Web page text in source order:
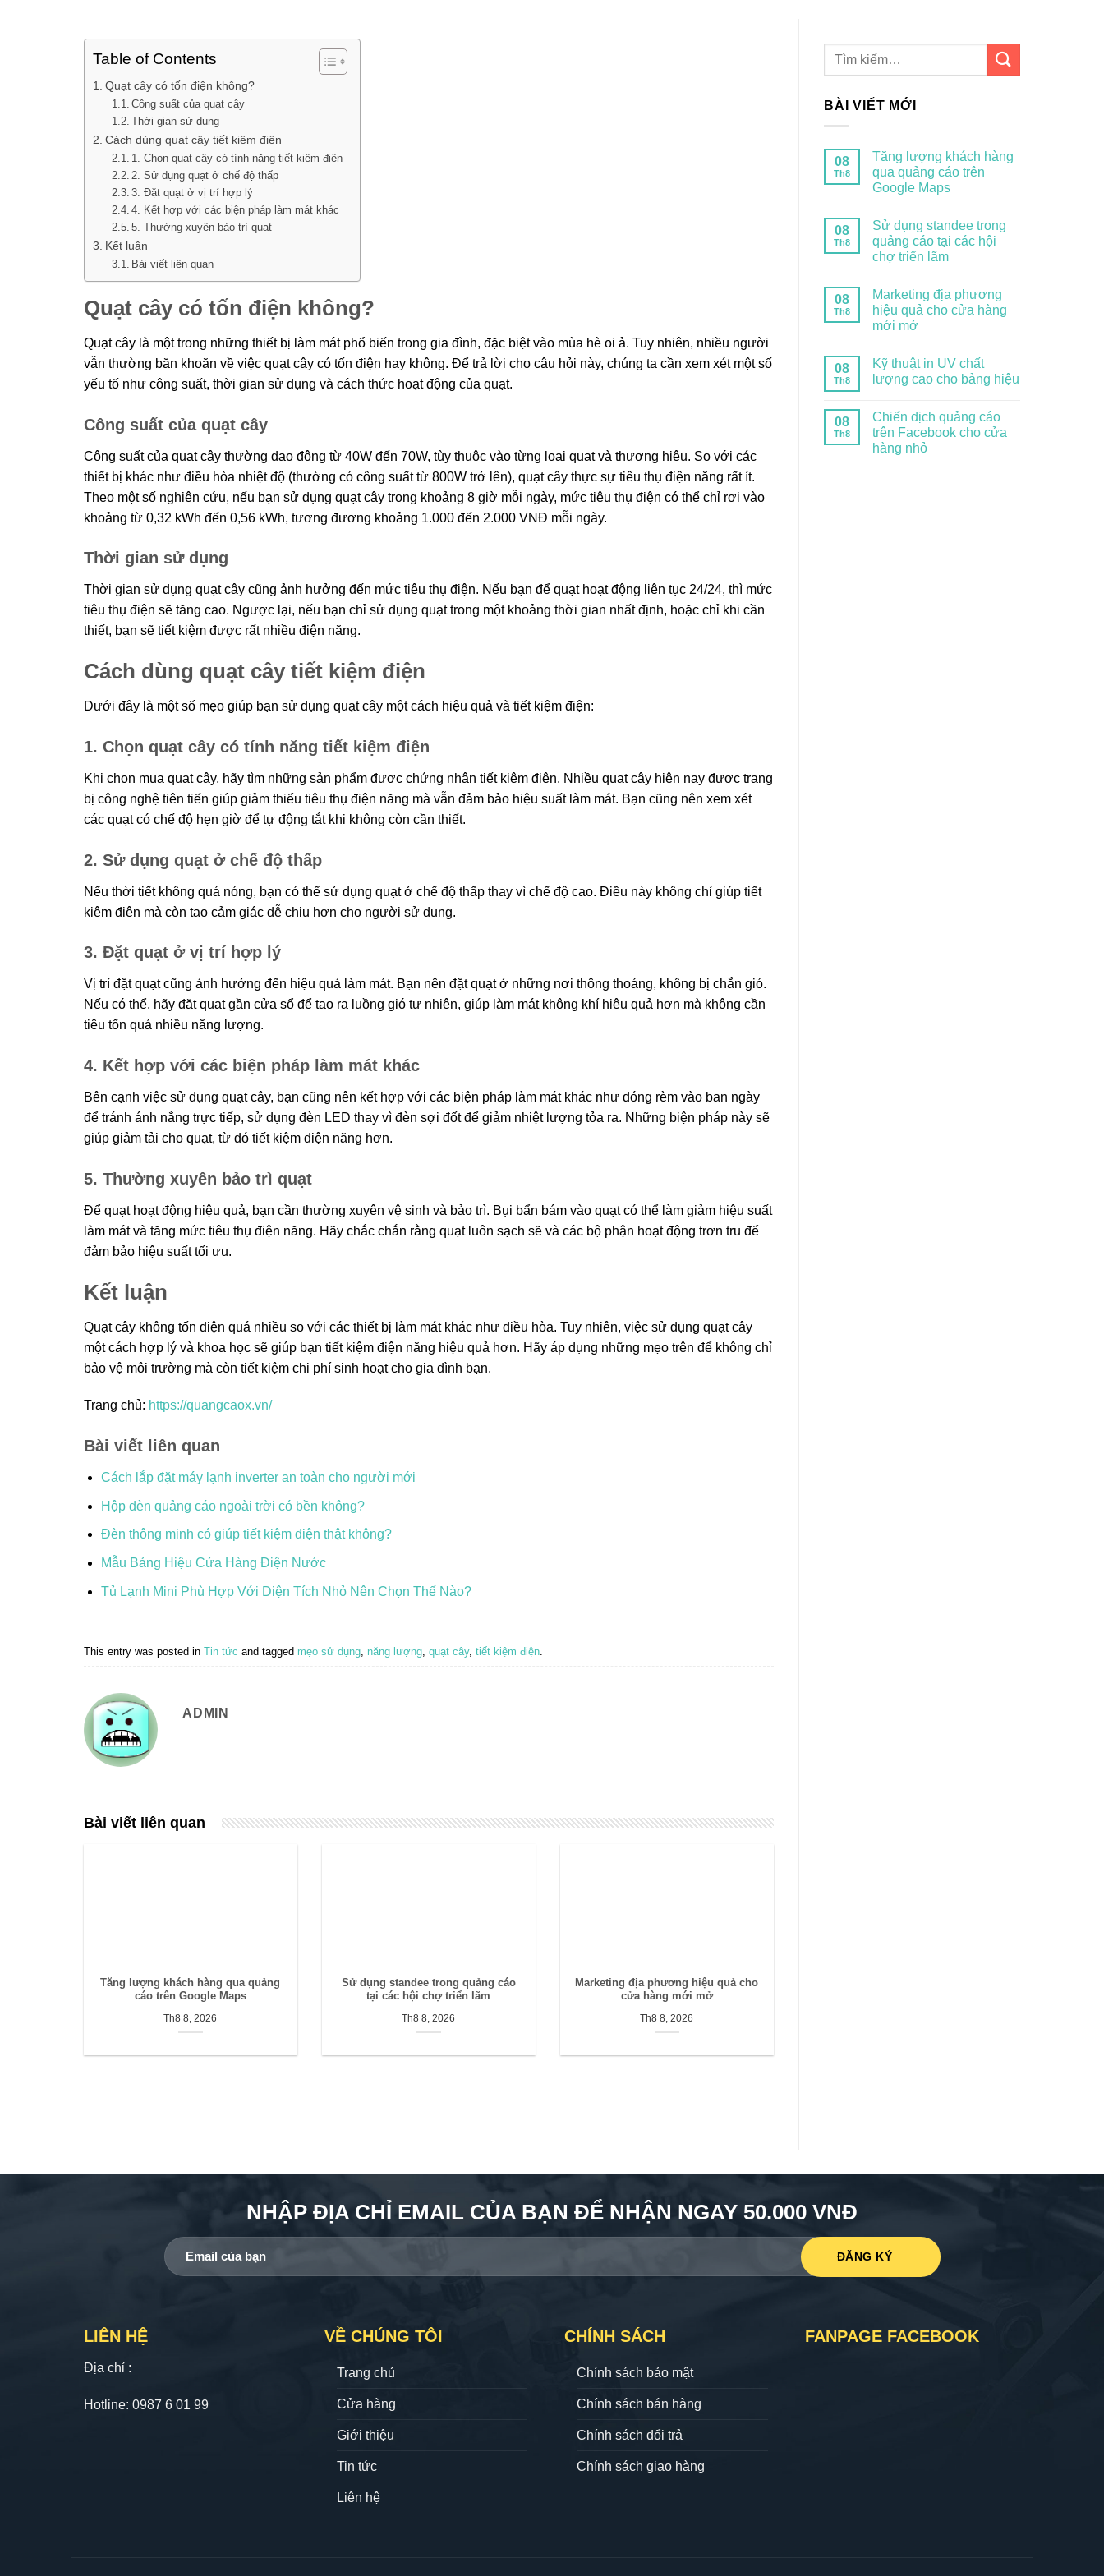
Table of Contents
Quạt cây có tốn điện không?
Công suất của quạt cây
Thời gian sử dụng
Cách dùng quạt cây tiết kiệm điện
1. Chọn quạt cây có tính năng tiết kiệm điện
2. Sử dụng quạt ở chế độ thấp
3. Đặt quạt ở vị trí hợp lý
4. Kết hợp với các biện pháp làm mát khác
5. Thường xuyên bảo trì quạt
Kết luận
Bài viết liên quan
Quạt cây có tốn điện không?
Quạt cây là một trong những thiết bị làm mát phổ biến trong gia đình, đặc biệt vào mùa hè oi ả. Tuy nhiên, nhiều người
vẫn thường băn khoăn về việc quạt cây có tốn điện hay không. Để trả lời cho câu hỏi này, chúng ta cần xem xét một số
yếu tố như công suất, thời gian sử dụng và cách thức hoạt động của quạt.
Công suất của quạt cây
Công suất của quạt cây thường dao động từ 40W đến 70W, tùy thuộc vào từng loại quạt và thương hiệu. So với các
thiết bị khác như điều hòa nhiệt độ (thường có công suất từ 800W trở lên), quạt cây thực sự tiêu thụ điện năng rất ít.
Theo một số nghiên cứu, nếu bạn sử dụng quạt cây trong khoảng 8 giờ mỗi ngày, mức tiêu thụ điện có thể chỉ rơi vào
khoảng từ 0,32 kWh đến 0,56 kWh, tương đương khoảng 1.000 đến 2.000 VNĐ mỗi ngày.
Thời gian sử dụng
Thời gian sử dụng quạt cây cũng ảnh hưởng đến mức tiêu thụ điện. Nếu bạn để quạt hoạt động liên tục 24/24, thì mức
tiêu thụ điện sẽ tăng cao. Ngược lại, nếu bạn chỉ sử dụng quạt trong một khoảng thời gian nhất định, hoặc chỉ khi cần
thiết, bạn sẽ tiết kiệm được rất nhiều điện năng.
Cách dùng quạt cây tiết kiệm điện
Dưới đây là một số mẹo giúp bạn sử dụng quạt cây một cách hiệu quả và tiết kiệm điện:
1. Chọn quạt cây có tính năng tiết kiệm điện
Khi chọn mua quạt cây, hãy tìm những sản phẩm được chứng nhận tiết kiệm điện. Nhiều quạt cây hiện nay được trang
bị công nghệ tiên tiến giúp giảm thiểu tiêu thụ điện năng mà vẫn đảm bảo hiệu suất làm mát. Bạn cũng nên xem xét
các quạt có chế độ hẹn giờ để tự động tắt khi không còn cần thiết.
2. Sử dụng quạt ở chế độ thấp
Nếu thời tiết không quá nóng, bạn có thể sử dụng quạt ở chế độ thấp thay vì chế độ cao. Điều này không chỉ giúp tiết
kiệm điện mà còn tạo cảm giác dễ chịu hơn cho người sử dụng.
3. Đặt quạt ở vị trí hợp lý
Vị trí đặt quạt cũng ảnh hưởng đến hiệu quả làm mát. Bạn nên đặt quạt ở những nơi thông thoáng, không bị chắn gió.
Nếu có thể, hãy đặt quạt gần cửa sổ để tạo ra luồng gió tự nhiên, giúp làm mát không khí hiệu quả hơn mà không cần
tiêu tốn quá nhiều năng lượng.
4. Kết hợp với các biện pháp làm mát khác
Bên cạnh việc sử dụng quạt cây, bạn cũng nên kết hợp với các biện pháp làm mát khác như đóng rèm vào ban ngày
để tránh ánh nắng trực tiếp, sử dụng đèn LED thay vì đèn sợi đốt để giảm nhiệt lượng tỏa ra. Những biện pháp này sẽ
giúp giảm tải cho quạt, từ đó tiết kiệm điện năng hơn.
5. Thường xuyên bảo trì quạt
Để quạt hoạt động hiệu quả, bạn cần thường xuyên vệ sinh và bảo trì. Bụi bẩn bám vào quạt có thể làm giảm hiệu suất
làm mát và tăng mức tiêu thụ điện năng. Hãy chắc chắn rằng quạt luôn sạch sẽ và các bộ phận hoạt động trơn tru để
đảm bảo hiệu suất tối ưu.
Kết luận
Quạt cây không tốn điện quá nhiều so với các thiết bị làm mát khác như điều hòa. Tuy nhiên, việc sử dụng quạt cây
một cách hợp lý và khoa học sẽ giúp bạn tiết kiệm điện năng hiệu quả hơn. Hãy áp dụng những mẹo trên để không chỉ
bảo vệ môi trường mà còn tiết kiệm chi phí sinh hoạt cho gia đình bạn.
Trang chủ: https://quangcaox.vn/
Bài viết liên quan
Cách lắp đặt máy lạnh inverter an toàn cho người mới
Hộp đèn quảng cáo ngoài trời có bền không?
Đèn thông minh có giúp tiết kiệm điện thật không?
Mẫu Bảng Hiệu Cửa Hàng Điện Nước
Tủ Lạnh Mini Phù Hợp Với Diện Tích Nhỏ Nên Chọn Thế Nào?
This entry was posted in Tin tức and tagged mẹo sử dụng năng lượng quạt cây, tiết kiệm điện
ADMIN
Bài viết liên quan
Tăng lượng khách hàng qua quảng
cáo trên Google Maps
Th8 8, 2026
Sử dụng standee trong quảng cáo
tại các hội chợ triển lãm
Th8 8, 2026
Marketing địa phương hiệu quả cho
cửa hàng mới mở
Th8 8, 2026
BÀI VIẾT MỚI
08
Th8
Tăng lượng khách hàng
qua quảng cáo trên
Google Maps
08
Th8
Sử dụng standee trong
quảng cáo tại các hội
chợ triển lãm
08
Th8
Marketing địa phương
hiệu quả cho cửa hàng
mới mở
08
Th8
Kỹ thuật in UV chất
lượng cao cho bảng hiệu
08
Th8
Chiến dịch quảng cáo
trên Facebook cho cửa
hàng nhỏ
NHẬP ĐỊA CHỈ EMAIL CỦA BẠN ĐỂ NHẬN NGAY 50.000 VNĐ
LIÊN HỆ
Địa chỉ :
Hotline: 0987 6 01 99
VỀ CHÚNG TÔI
Trang chủ
Cửa hàng
Giới thiệu
Tin tức
Liên hệ
CHÍNH SÁCH
Chính sách bảo mật
Chính sách bán hàng
Chính sách đổi trả
Chính sách giao hàng
FANPAGE FACEBOOK